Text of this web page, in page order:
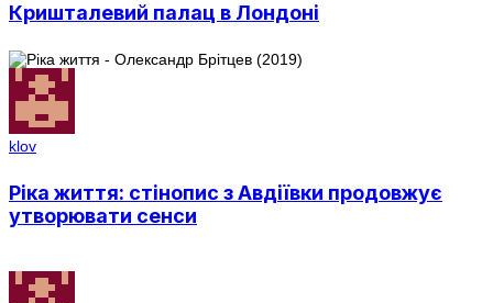
Кришталевий палац в Лондоні
klov
Ріка життя: стінопис з Авдіївки продовжує
утворювати сенси